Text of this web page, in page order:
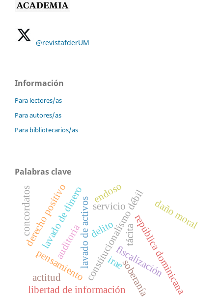
@revistafderUM
Información
Para lectores/as
Para autores/as
Para bibliotecarios/as
Palabras clave
constitucionalismo débilrepública dominicana
fiscalización
auditoria
soberanía
pensamiento
actitud
libertad de información
lavado de activos
lavado de dinero delito daño moral
derecho positivo
irae
tácita
concordatos servicio
endoso